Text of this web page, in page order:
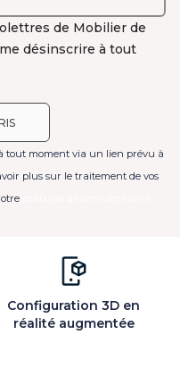
de Mobilier de
désinscrire à tout
tout moment via un lien prévu à
plus sur le traitement de vos
Configuration 3D en
réalité augmentée